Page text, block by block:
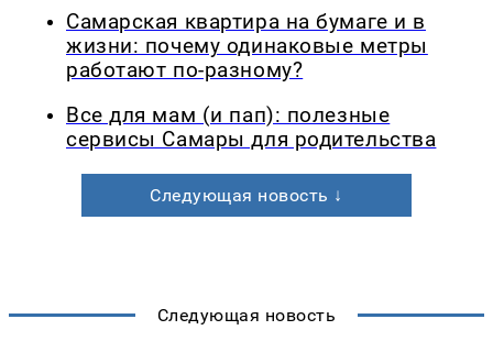
Самарская квартира на бумаге и в
жизни: почему одинаковые метры
работают по-разному?
Все для мам (и пап): полезные
сервисы Самары для родительства
Следующая новость ↓
Следующая новость